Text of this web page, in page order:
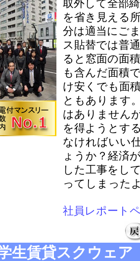
取外して全部
を省き見える
分は適当にご
ス貼替では普
ると窓面の面
も含んだ面積
け安くでも面
ともあります
はありません
を得ようとす
なければいい
ょうか？経済
した工事をし
ってしまった
社員レポート
生賃貸スクウェ